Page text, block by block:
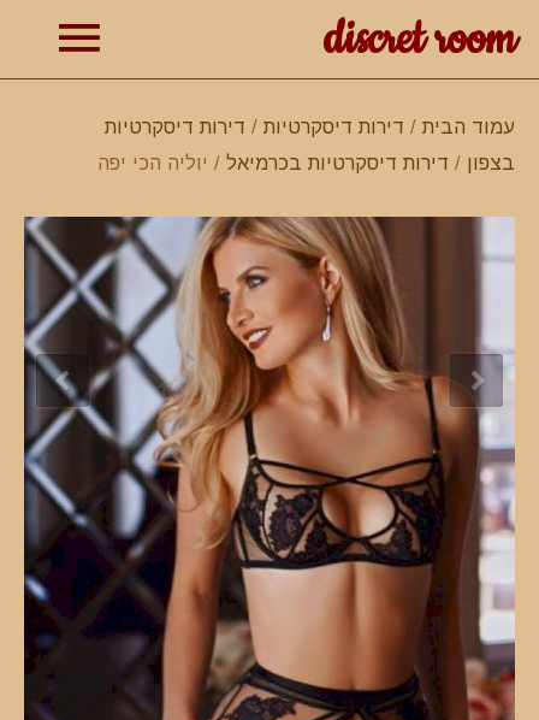
discret room
עמוד הבית / דירות דיסקרטיות / דירות דיסקרטיות
בצפון / דירות דיסקרטיות בכרמיאל / יוליה הכי יפה